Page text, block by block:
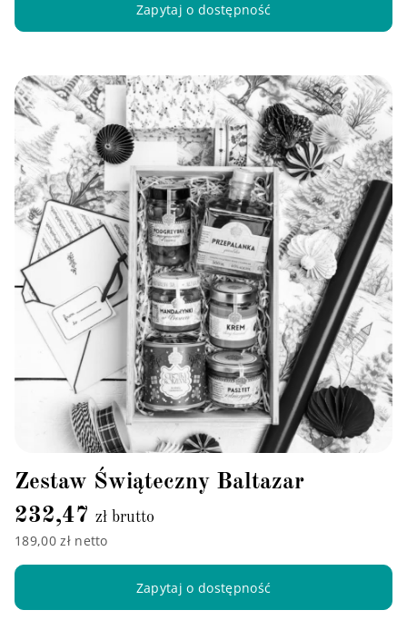
Zapytaj o dostępność
Zestaw Świąteczny Baltazar
232,47 zł brutto
189,00 zł netto
Zapytaj o dostępność